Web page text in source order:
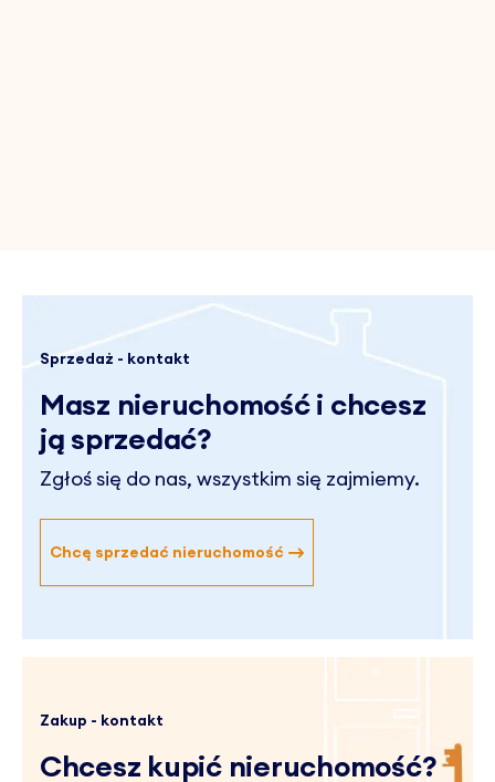
Sprzedaż - kontakt
Masz nieruchomośći chcesz
ją sprzedać?
Zgłoś się do nas, wszystkim się zajmiemy.
Chcę sprzedać nieruchomość
Zakup - kontakt
Chcesz kupić nieruchomość?